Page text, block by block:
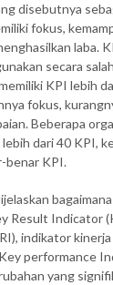
disebutnya
fokus,
laba.
secara
KPI lebih
fokus,
Beberapa
dari 40 KPI,
benar KPI.
Result Indicator
indikator
performance
yang